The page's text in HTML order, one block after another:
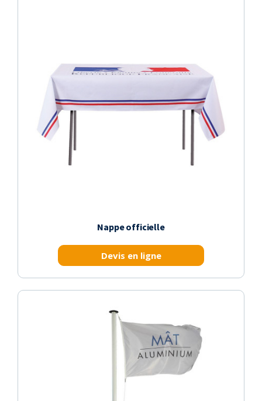
Nappe officielle
Devis en ligne